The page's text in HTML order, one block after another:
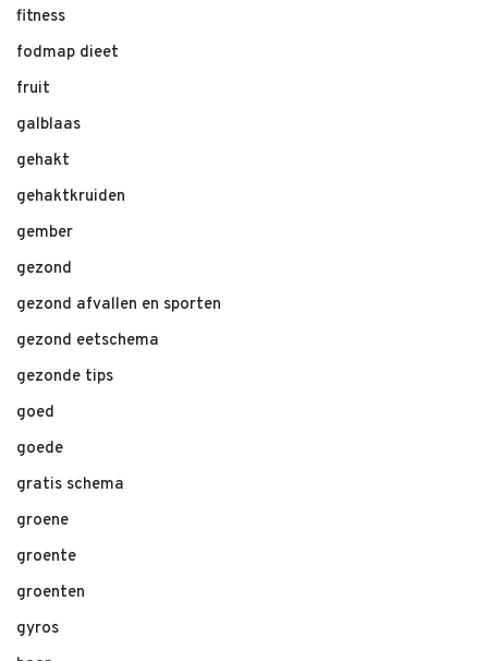
fitness
fodmap dieet
fruit
galblaas
gehakt
gehaktkruiden
gember
gezond
gezond afvallen en sporten
gezond eetschema
gezonde tips
goed
goede
gratis schema
groene
groente
groenten
gyros